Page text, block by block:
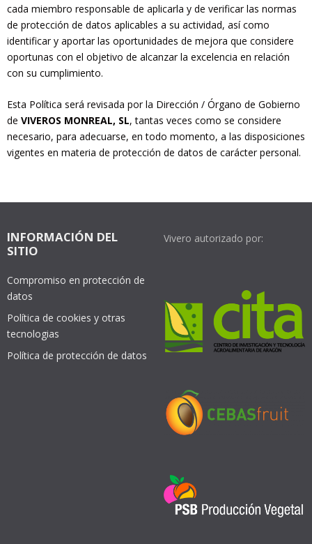
cada miembro responsable de aplicarla y de verificar las normas
de protección de datos aplicables a su actividad, así como
identificar y aportar las oportunidades de mejora que considere
oportunas con el objetivo de alcanzar la excelencia en relación
con su cumplimiento.
Esta Política será revisada por la Dirección / Órgano de Gobierno
de VIVEROS MONREAL, SL, tantas veces como se considere
necesario, para adecuarse, en todo momento, a las disposiciones
vigentes en materia de protección de datos de carácter personal.
INFORMACIÓN DEL
SITIO
Compromiso en protección de
datos
Política de cookies y otras
tecnologias
Política de protección de datos
Vivero autorizado por: